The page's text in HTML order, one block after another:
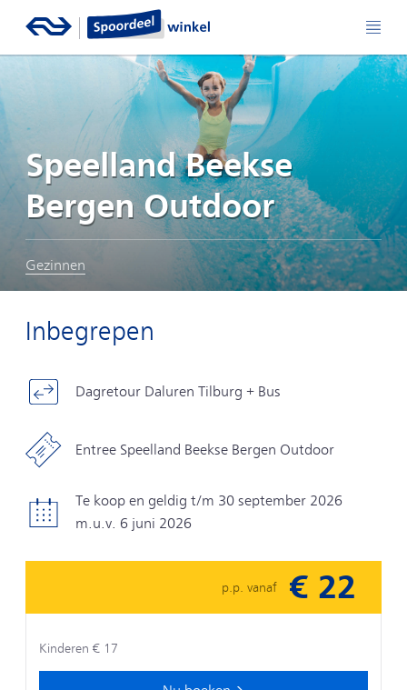
Speelland Beekse
Bergen Outdoor
Gezinnen
Inbegrepen
Dagretour Daluren Tilburg + Bus
Entree Speelland Beekse Bergen Outdoor
Te koop en geldig t/m 30 september 2026
m.u.v. 6 juni 2026
p.p. vanaf € 22
Kinderen € 17